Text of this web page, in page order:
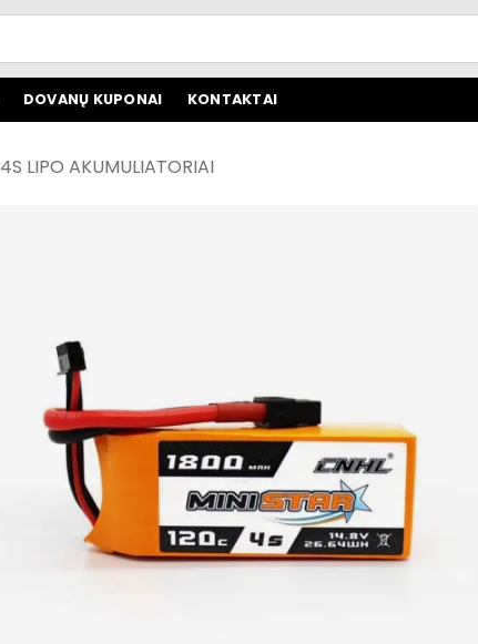
DOVANŲ KUPONAI KONTAKTAI
4S LIPO AKUMULIATORIAI